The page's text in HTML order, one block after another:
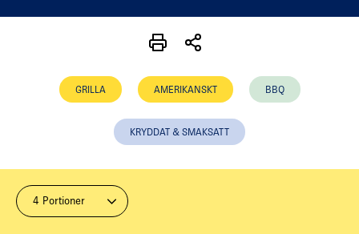
GRILLA AMERIKANSKT BBQ
KRYDDAT & SMAKSATT
4 Portioner